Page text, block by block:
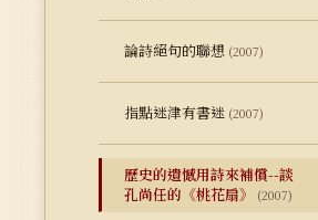
論詩絕句的聯想 (2007)
指點迷津有書迷 (2007)
歷史的遺憾用詩來補償--談
孔尚任的《桃花扇》
(2007)